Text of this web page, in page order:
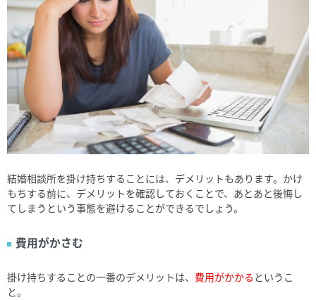
結婚相談所を掛け持ちすることには、デメリットもあります。かけ
もちする前に、デメリットを確認しておくことで、あとあと後悔し
てしまうという事態を避けることができるでしょう。
費用がかさむ
掛け持ちすることの一番のデメリットは、 費用がかかる というこ
と。